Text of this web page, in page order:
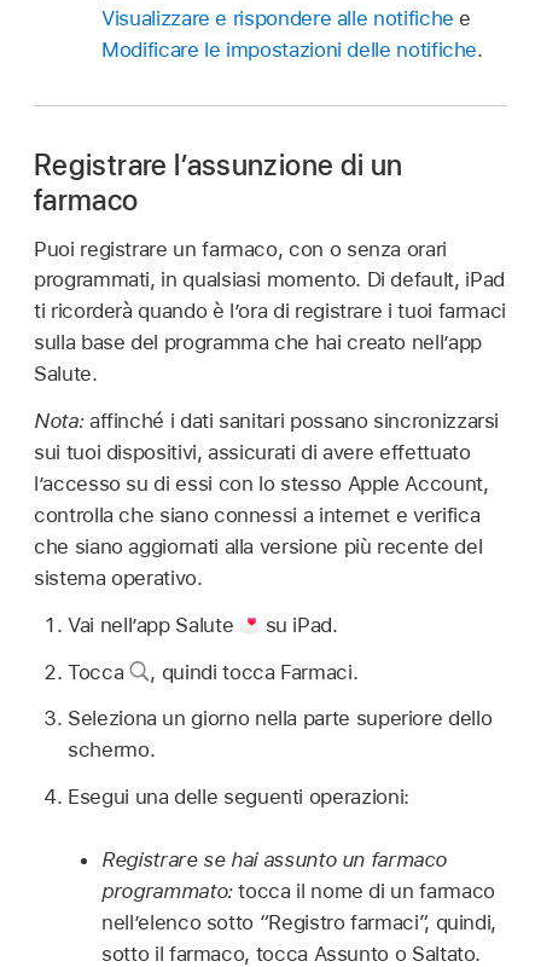
Visualizzare e rispondere alle notifiche e
Modificare le impostazioni delle notifiche.
Registrare l’assunzione di un
farmaco
Puoi registrare un farmaco, con o senza orari
programmati, in qualsiasi momento. Di default, iPad
ti ricorderà quando è l’ora di registrare i tuoi farmaci
sulla base del programma che hai creato nell’app
Salute.
Nota: affinché i dati sanitari possano sincronizzarsi
sui tuoi dispositivi, assicurati di avere effettuato
l’accesso su di essi con lo stesso Apple Account,
controlla che siano connessi a internet e verifica
che siano aggiornati alla versione più recente del
sistema operativo.
Vai nell’app Salute
su iPad.
Tocca
, quindi tocca Farmaci.
Seleziona un giorno nella parte superiore dello
schermo.
Esegui una delle seguenti operazioni:
Registrare se hai assunto un farmaco
programmato:tocca il nome di un farmaco
nell’elenco sotto “Registro farmaci”, quindi,
sotto il farmaco, tocca Assunto o Saltato.